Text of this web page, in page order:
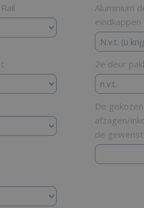
Aluminium
eindkappen
2e deur
De
afzagen/
de